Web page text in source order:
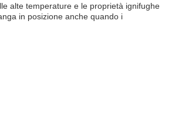
alte temperature e le proprietà ignifughe
in posizione anche quando i